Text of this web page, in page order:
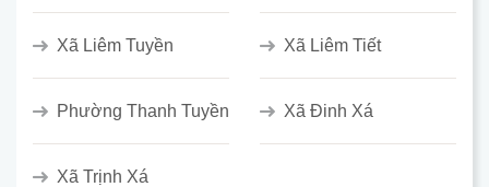
Xã Liêm Tuyền Xã Liêm Tiết
Phường Thanh Tuyền Xã Đinh Xá
Xã Trịnh Xá